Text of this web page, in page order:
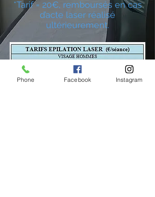
*Tarif = 20€, remboursés en cas
d’acte laser réalisé
ultérieurement.
Phone Facebook Instagram